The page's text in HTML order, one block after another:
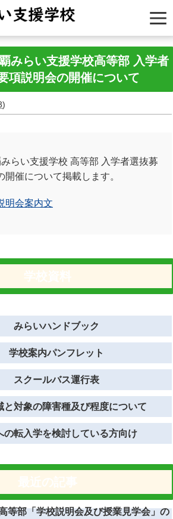
みらい支援学校高等部 入学者
項説明会の開催について
)
らい支援学校 高等部 入学者選抜募
開催について掲載します。
明会案内文
みらいハンドブック
学校案内パンフレット
スクールバス運行表
と対象の障害種及び程度について
の転入学を検討している方向け
部「学校説明会及び授業見学会」の